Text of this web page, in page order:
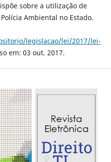
sobre a utilização de
Ambiental no Estado.
legislacao/lei/2017/lei-
em: 03 out. 2017.